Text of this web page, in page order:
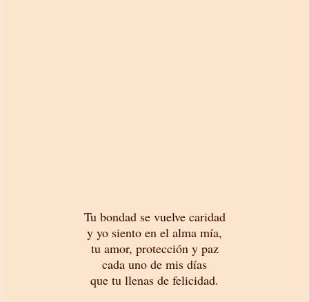
Tu bondad se vuelve caridad
y yo siento en el alma mía,
tu amor, protección y paz
cada uno de mis días
que tu llenas de felicidad.